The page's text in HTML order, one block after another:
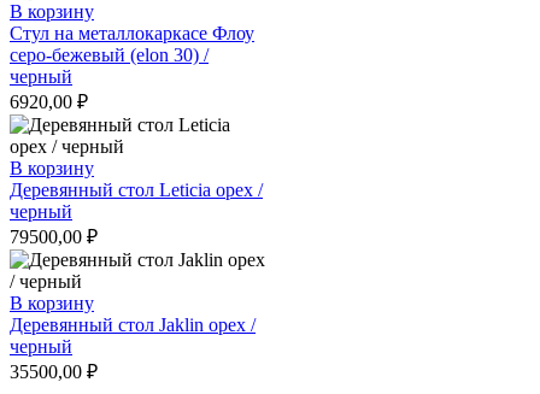
В корзину
Стул на металлокаркасе Флоу
серо-бежевый (elon 30) /
черный
6920,00 ₽
В корзину
Деревянный стол Leticia орех /
черный
79500,00 ₽
В корзину
Деревянный стол Jaklin орех /
черный
35500,00 ₽